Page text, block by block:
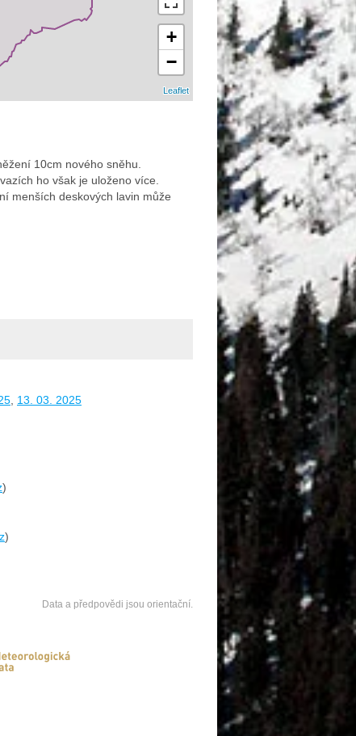
+
−
Leaflet
10cm nového sněhu.
ho však je uloženo více.
menších deskových lavin může
13. 03. 2025
)
)
Data a předpovědi jsou orientační.